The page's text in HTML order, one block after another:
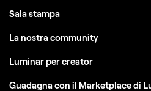
Sala stampa
La nostra community
Luminar per creator
Guadagna con il Marketplace di